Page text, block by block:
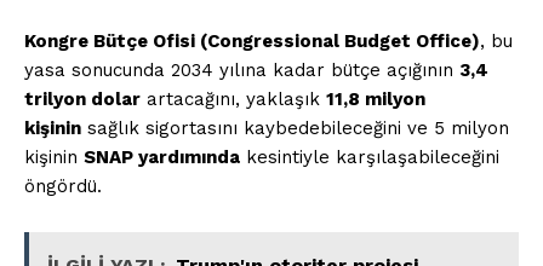
Kongre Bütçe Ofisi (Congressional Budget Office), bu
yasa sonucunda 2034 yılına kadar bütçe açığının 3,4
trilyon dolar artacağını, yaklaşık 11,8 milyon
kişinin sağlık sigortasını kaybedebileceğini ve 5 milyon
kişinin SNAP yardımında kesintiyle karşılaşabileceğini
öngördü.